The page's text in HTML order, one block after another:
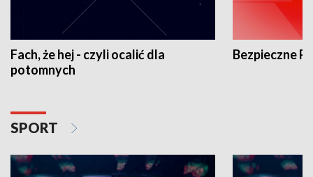
Fach, że hej - czyli ocalić dla
potomnych
Bezpieczne
SPORT